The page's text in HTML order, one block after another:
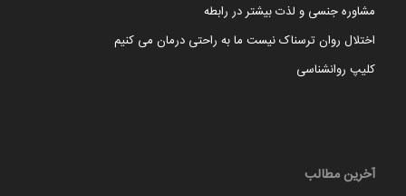
مشاوره جنسی و لذت بیشتر در رابطه
اختلال روان ترسناک نیست ما به راحتی درمان می کنیم
کلیپ روانشناسی
آخرین مطالب